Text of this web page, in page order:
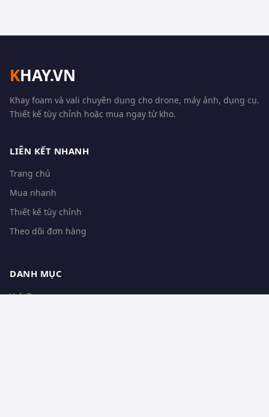
KHAY.VN
Khay foam và vali chuyên dụng cho drone, máy ảnh, dụng cụ.
Thiết kế tùy chỉnh hoặc mua ngay từ kho.
LIÊN KẾT NHANH
Trang chủ
Mua nhanh
Thiết kế tùy chỉnh
Theo dõi đơn hàng
DANH MỤC
Vali Drone